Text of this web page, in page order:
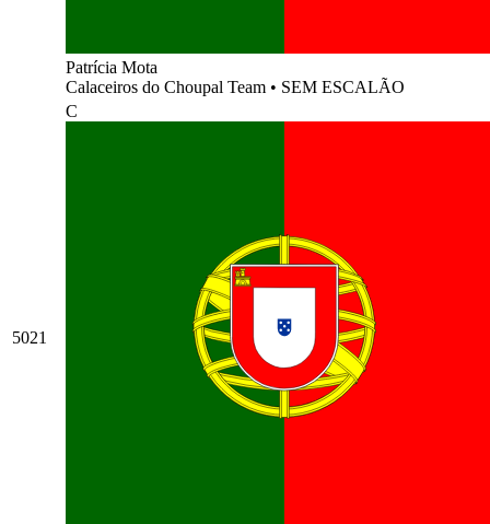
Patrícia Mota
Calaceiros do Choupal Team • SEM ESCALÃO
5021
C